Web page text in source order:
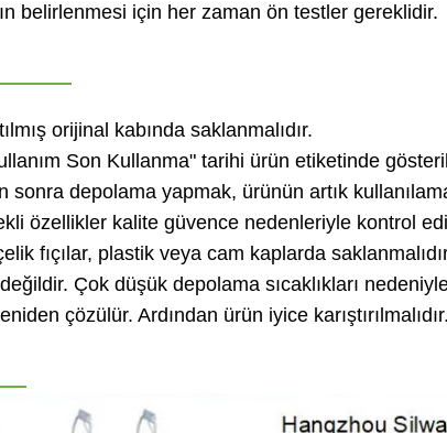
belirlenmesi için her zaman ön testler gereklidir.
orijinal kabında saklanmalıdır.
Son Kullanma" tarihi ürün etiketinde
depolama yapmak, ürünün artık
özellikler kalite güvence nedenleriyle kontrol
fıçılar, plastik veya cam kaplarda
Çok düşük depolama sıcaklıkları
çözülür. Ardından ürün iyice karıştırılmalıdır.